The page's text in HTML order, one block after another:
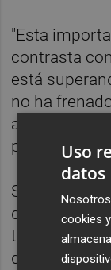
"Esta
contrasta
está
no ha
actualizada
para
Según
que la
desarrollo
Uso
datos
cookies